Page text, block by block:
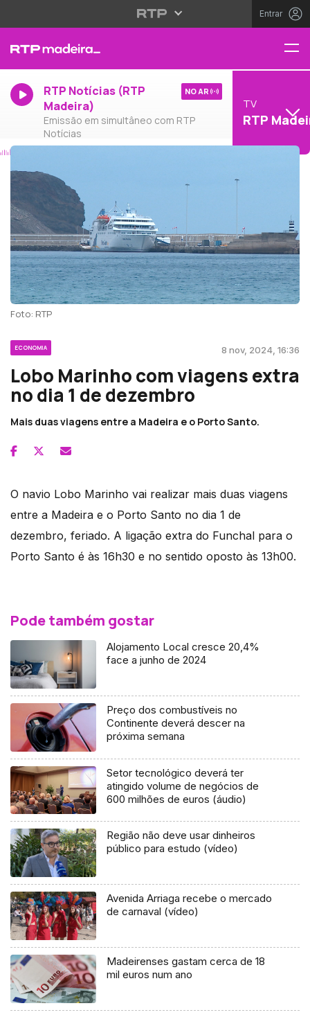
Entrar
RTP Notícias (RTP
Madeira)
Emissão em simultâneo com RTP
Notícias
NO AR
TV
RTP
Foto: RTP
ECONOMIA 8 nov, 2024, 16:36
Lobo Marinho com viagens extra
no dia 1 de dezembro
Mais duas viagens entre a Madeira e o Porto Santo.
O navio Lobo Marinho vai realizar mais duas viagens
entre a Madeira e o Porto Santo no dia 1 de
dezembro, feriado. A ligação extra do Funchal para o
Porto Santo é às 16h30 e no sentido oposto às 13h00.
Pode também gostar
Alojamento Local cresce 20,4%
face a junho de 2024
Preço dos combustíveis no
Continente deverá descer na
próxima semana
Setor tecnológico deverá ter
atingido volume de negócios de
600 milhões de euros (áudio)
Região não deve usar dinheiros
público para estudo (vídeo)
Avenida Arriaga recebe o mercado
de carnaval (vídeo)
Madeirenses gastam cerca de 18
mil euros num ano